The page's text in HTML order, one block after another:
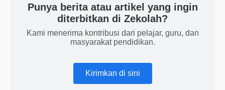
Punya berita atau artikel yang ingin
diterbitkan di Zekolah?
Kami menerima kontribusi dari pelajar, guru, dan
masyarakat pendidikan.
Kirimkan di sini